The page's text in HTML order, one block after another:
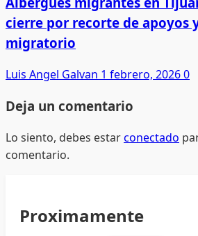
cierre por recorte de apoyos
migratorio
Luis Angel Galvan 1 febrero, 20260
Deja un comentario
Lo siento, debes estarconectado
comentario.
Proximamente